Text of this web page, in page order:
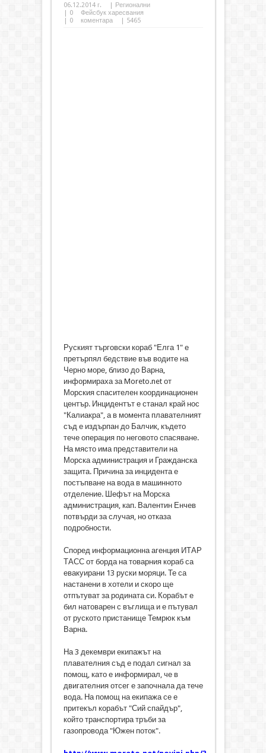
06.12.2014 г. | Регионални
| 0
Фейсбук харесвания
| 0 коментара | 5465
Руският търговски кораб "Елга 1" е
претърпял бедствие във водите на
Черно море, близо до Варна,
информираха за Moreto.net от
Морския спасителен координационен
център. Инцидентът е станал край нос
"Калиакра", а в момента плавателният
съд е издърпан до Балчик, където
тече операция по неговото спасяване.
На място има представители на
Морска администрация и Гражданска
защита. Причина за инцидента е
постъпване на вода в машинното
отделение. Шефът на Морска
администрация, кап. Валентин Енчев
потвърди за случая, но отказа
подробности.
Според информационна агенция ИТАР
ТАСС от борда на товарния кораб са
евакуирани 13 руски моряци. Те са
настанени в хотели и скоро ще
отпътуват за родината си. Корабът е
бил натоварен с въглища и е пътувал
от руското пристанище Темрюк към
Варна.
На 3 декември екипажът на
плавателния съд е подал сигнал за
помощ, като е информирал, че в
двигателния отсег е започнала да тече
вода. На помощ на екипажа се е
притекъл корабът "Сий спайдър",
който транспортира тръби за
газопровода "Южен поток".